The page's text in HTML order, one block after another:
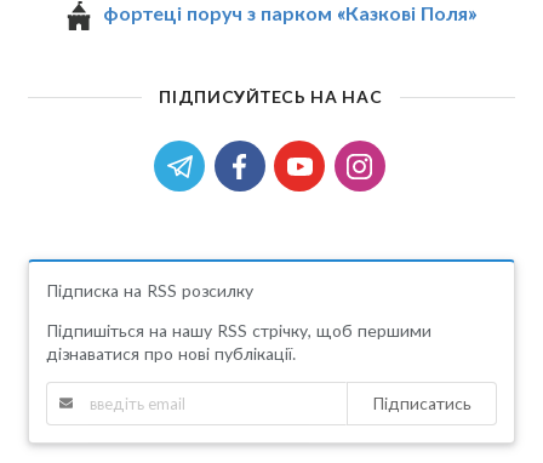
фортеці поруч з парком «Казкові Поля»
ПІДПИСУЙТЕСЬ НА НАС
Підписка на RSS розсилку
Підпишіться на нашу RSS стрічку, щоб першими
дізнаватися про нові публікації.
Підписатись